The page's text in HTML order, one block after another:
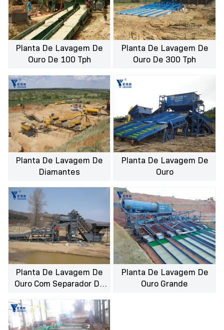
Planta De Lavagem De
Ouro De 100 Tph
Planta De Lavagem De
Ouro De 300 Tph
Planta De Lavagem De
Diamantes
Planta De Lavagem De
Ouro
Planta De Lavagem De
Ouro Com Separador De
Planta De Lavagem De
Ouro Grande